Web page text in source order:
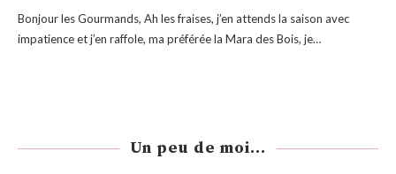
Bonjour les Gourmands, Ah les fraises, j’en attends la saison avec
impatience et j’en raffole, ma préférée la Mara des Bois, je…
Un peu de moi...